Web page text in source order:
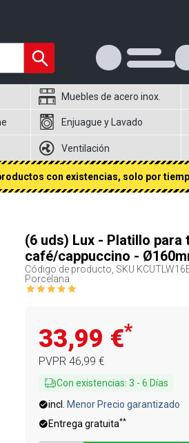
Muebles de acero inox.
Enjuague y Lavado
Ventilación
con existencias, solo por
(6 uds) Lux - Platillo para
café/cappuccino -
Código de producto, SKU
Porcelana
33,99 €*
PVPR 46,99 €
Con existencias: 3 - 6 Días
incl.
Menor Precio garantizado
Entrega gratuita**